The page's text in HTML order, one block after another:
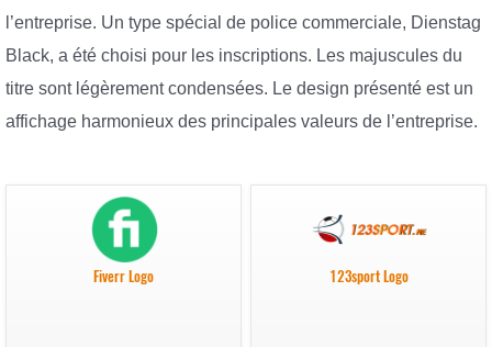
l’entreprise. Un type spécial de police commerciale, Dienstag
Black, a été choisi pour les inscriptions. Les majuscules du
titre sont légèrement condensées. Le design présenté est un
affichage harmonieux des principales valeurs de l’entreprise.
Fiverr Logo 123sport Logo